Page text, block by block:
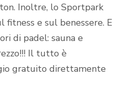
Inoltre, lo Sportpark
fitness e sul benessere. E
di padel: sauna e
Il tutto è
gratuito direttamente